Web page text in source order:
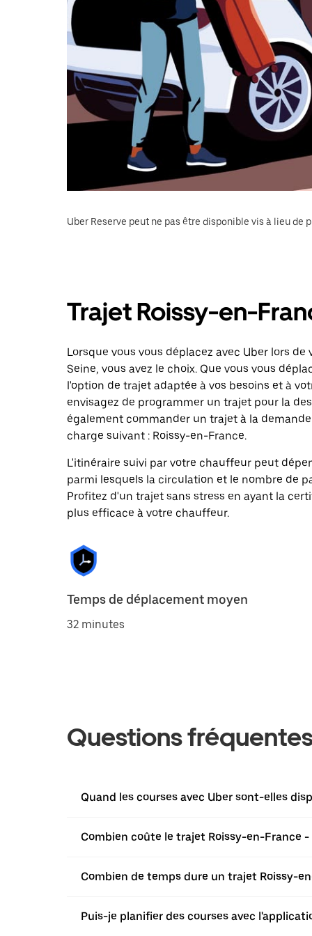
Uber Reserve peut ne pas être disponible vis à lieu de
Trajet Roissy-en-
Lorsque vous vous déplacez avec Uber lors
Seine, vous avez le choix. Que vous vous
l'option de trajet adaptée à vos besoins et à
envisagez de programmer un trajet pour la
également commander un trajet à la
charge suivant : Roissy-en-France.
L'itinéraire suivi par votre chauffeur peut
parmi lesquels la circulation et le nombre de
Profitez d'un trajet sans stress en ayant la
plus efficace à votre chauffeur.
Temps de déplacement moyen
32 minutes
Questions
Quand les courses avec Uber sont-elles
Combien coûte le trajet Roissy-en-France
Combien de temps dure un trajet Roissy-
Puis-je planifier des courses avec